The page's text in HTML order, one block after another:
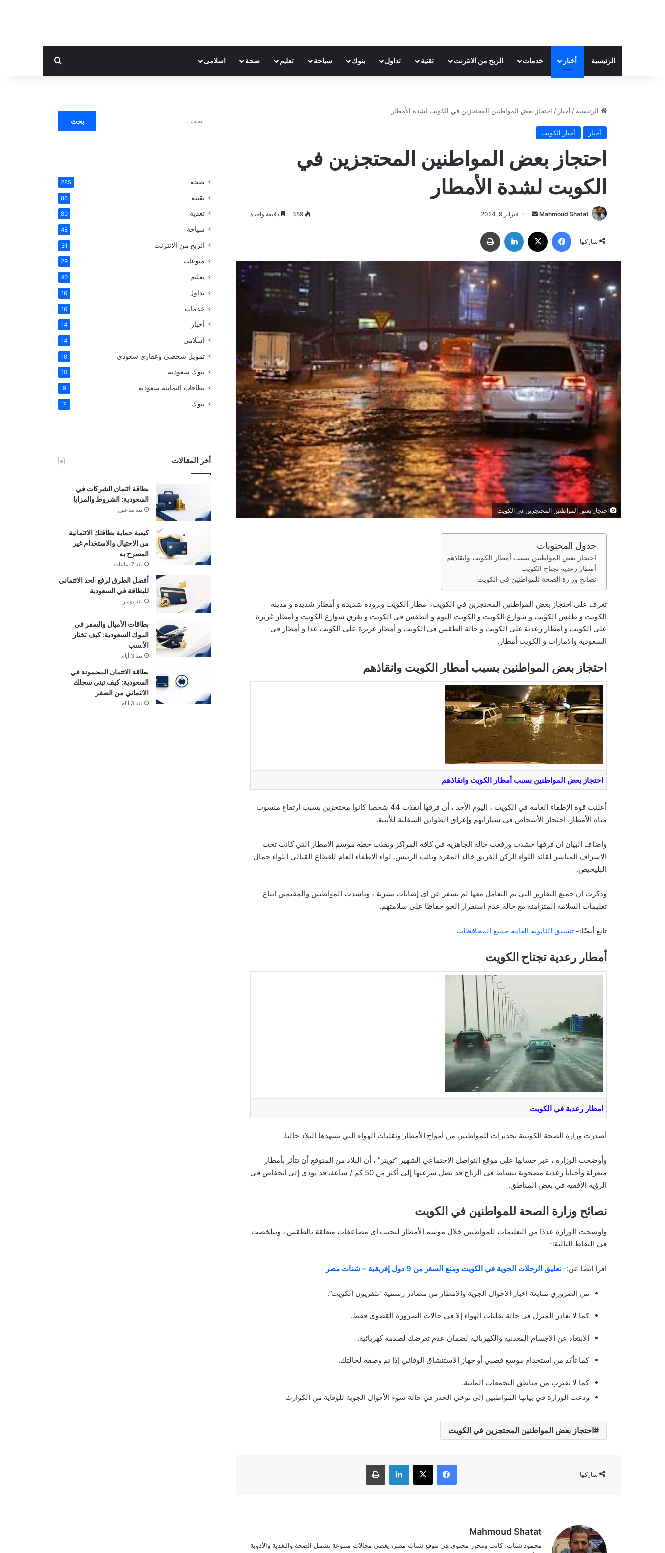
الرئيسية أخبار خدمات الربح من الانترنت تقنية تداول بنوك سياحة تعليم صحة اسلامى
الرئيسية / أخبار / احتجاز بعض المواطنين المحتجزين في الكويت لشدة الأمطار
أخبار أخبار الكويت
احتجاز بعض المواطنين المحتجزين في
الكويت لشدة الأمطار
Mahmoud Shatat
س
ل
ب
ل
ك
و
ن
ي
ا
فبراير 9, 2024 389 دقيقة واحدة
شاركها
احتجاز بعض المواطنين المحتجزين في الكويت
جدول المحتويات
احتجاز بعض المواطنين بسبب أمطار الكويت وانقاذهم
أمطار رعدية تجتاح الكويت
نصائح وزارة الصحة للمواطنين في الكويت
تعرف على احتجاز بعض المواطنين المحتجزين في الكويت، أمطار الكويت وبرودة شديدة و أمطار شديدة و مدينة
الكويت و طقس الكويت و شوارع الكويت و الكويت اليوم و الطقس في الكويت و تغرق شوارع الكويت و أمطار غزيرة
على الكويت و أمطار رعدية على الكويت و حالة الطقس في الكويت و أمطار غزيرة على الكويت غدا و أمطار في
السعودية والامارات و الكويت أمطار.
احتجاز بعض المواطنين بسبب أمطار الكويت وانقاذهم
احتجاز بعض المواطنين بسبب أمطار الكويت وانقاذهم
أعلنت قوة الإطفاء العامة في الكويت ، اليوم الأحد ، أن فرقها أنقذت 44 شخصا كانوا محتجزين بسبب ارتفاع منسوب
مياه الأمطار. احتجاز الأشخاص في سياراتهم وإغراق الطوابق السفلية للأبنية.
واضاف البيان ان فرقها حشدت ورفعت حالة الجاهزية في كافة المراكز ونفذت خطة موسم الامطار التي كانت تحت
الاشراف المباشر لقائد اللواء الركن الفريق خالد المقرد ونائب الرئيس. لواء الاطفاء العام للقطاع القتالي اللواء جمال
البليحيص.
وذكرت أن جميع التقارير التي تم التعامل معها لم تسفر عن أي إصابات بشرية ، وناشدت المواطنين والمقيمين اتباع
تعليمات السلامة المتزامنة مع حالة عدم استقرار الجو حفاظا على سلامتهم.
تابع أيضًا:- تنسيق الثانويه العامه جميع المحافظات
أمطار رعدية تجتاح الكويت
امطار رعدية في الكويت
أصدرت وزارة الصحة الكويتية تحذيرات للمواطنين من أمواج الأمطار وتقلبات الهواء التي تشهدها البلاد حاليا.
وأوضحت الوزارة ، عبر حسابها على موقع التواصل الاجتماعي الشهير “تويتر” ، أن البلاد من المتوقع أن تتأثر بأمطار
منعزلة وأحياناً رعدية مصحوبة بنشاط في الرياح قد تصل سرعتها إلى أكثر من 50 كم / ساعة، قد يؤدي إلى انخفاض في
الرؤية الأفقية في بعض المناطق.
نصائح وزارة الصحة للمواطنين في الكويت
وأوضحت الوزارة عددًا من التعليمات للمواطنين خلال موسم الأمطار لتجنب أي مضاعفات متعلقة بالطقس ، وتتلخصت
في النقاط التالية:-
اقرأ ايضًا عن:-تعليق الرحلات الجوية في الكويت ومنع السفر من 9 دول إفريقية – شتات مصر
من الضروري متابعة اخبار الاحوال الجوية والامطار من مصادر رسمية “تلفزيون الكويت”.
كما لا تغادر المنزل في حالة تقلبات الهواء إلا في حالات الضرورة القصوى فقط.
الابتعاد عن الأجسام المعدنية والكهربائية لضمان عدم تعرضك لصدمة كهربائية.
كما تأكد من استخدام موسع قصبي أو جهاز الاستنشاق الوقائي إذا تم وصفه لحالتك.
كما لا تقترب من مناطق التجمعات المائية.
ودعت الوزارة في بيانها المواطنين إلى توخي الحذر في حالة سوء الأحوال الجوية للوقاية من الكوارث
احتجاز بعض المواطنين المحتجزين في الكويت
شاركها
فيسبوك ‫X لينكدإن
Mahmoud Shatat
محمود شتات، كاتب ومحرر محتوى في موقع شتات مصر، يغطي مجالات متنوعة تشمل الصحة والتغذية والأدوية
صحة 285
تقنية 86
تغذية 89
سياحة 48
الربح من الانترنت 31
منوعات 29
تعليم 40
تداول 16
خدمات 16
أخبار 14
اسلامى 14
تمويل شخصي وعقاري سعودي 10
بنوك سعودية 10
بطاقات ائتمانية سعودية 9
بنوك 7
أخر المقالات
بطاقة ائتمان الشركات في
السعودية: الشروط والمزايا
منذ ساعتين
كيفية حماية بطاقتك الائتمانية
من الاحتيال والاستخدام غير
المصرح به
منذ 7 ساعات
أفضل الطرق لرفع الحد الائتماني
للبطاقة في السعودية
منذ يومين
بطاقات الأميال والسفر في
البنوك السعودية: كيف تختار
الأنسب
منذ 3 أيام
بطاقة الائتمان المضمونة في
السعودية: كيف تبني سجلك
الائتماني من الصفر
منذ 3 أيام